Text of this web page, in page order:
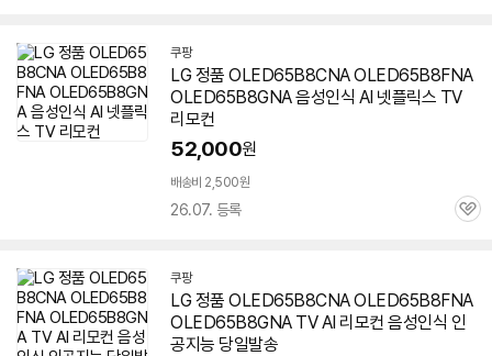
쿠팡
LG 정품 OLED65B8CNA OLED65B8FNA
OLED65B8GNA 음성인식 AI 넷플릭스 TV
리모컨
52,000원
배송비 2,500원
26.07. 등록
관
쿠팡
LG 정품 OLED65B8CNA OLED65B8FNA
OLED65B8GNA TV AI 리모컨 음성인식 인
공지능 당일발송